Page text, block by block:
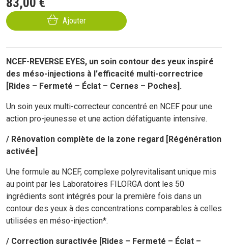
Ajouter
NCEF-REVERSE EYES, un soin contour des yeux inspiré
des méso-injections à l'efficacité multi-correctrice
[Rides – Fermeté – Éclat – Cernes – Poches].
Un soin yeux multi-correcteur concentré en NCEF pour une
action pro-jeunesse et une action défatiguante intensive.
/ Rénovation complète de la zone regard [Régénération
activée]
Une formule au NCEF, complexe polyrevitalisant unique mis
au point par les Laboratoires FILORGA dont les 50
ingrédients sont intégrés pour la première fois dans un
contour des yeux à des concentrations comparables à celles
utilisées en méso-injection*.
/ Correction suractivée [Rides – Fermeté – Éclat –